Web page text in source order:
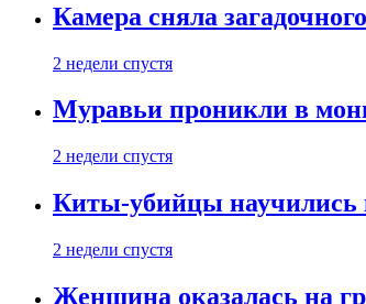
Камера сняла
2 недели спустя
Муравьи проникли в
2 недели спустя
Киты-убийцы научились
2 недели спустя
Женщина оказалась на